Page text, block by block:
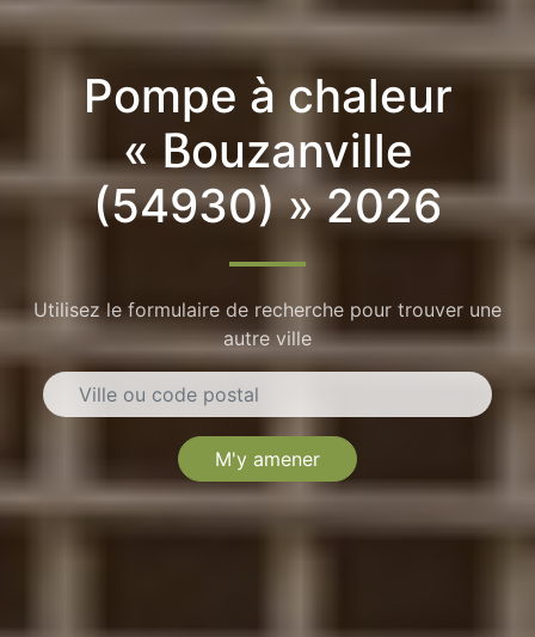
Pompe à chaleur
« Bouzanville
(54930) » 2026
Utilisez le formulaire de recherche pour trouver une
autre ville
M'y amener